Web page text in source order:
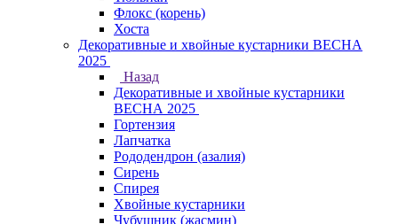
Флокс (корень)
Хоста
Декоративные и хвойные кустарники ВЕСНА
2025
Назад
Декоративные и хвойные кустарники
ВЕСНА 2025
Гортензия
Лапчатка
Рододендрон (азалия)
Сирень
Спирея
Хвойные кустарники
Чубушник (жасмин)